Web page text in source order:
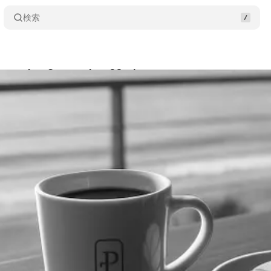
検索
September 22nd
•2025/09/22 Share